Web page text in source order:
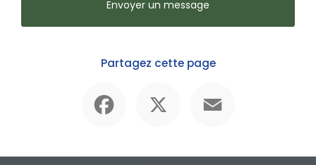
Envoyer un message
Partagez cette page